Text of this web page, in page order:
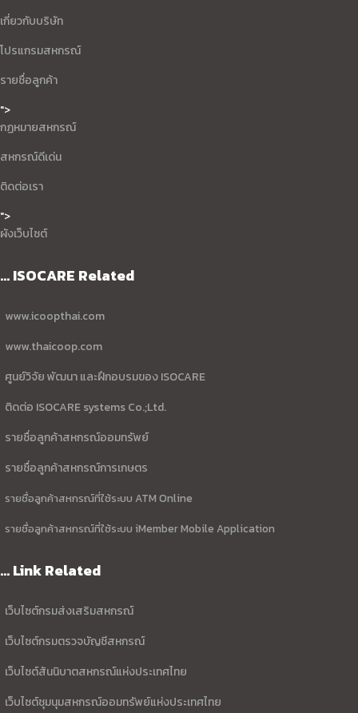
เกี่ยวกับบริษัท
โปรแกรมสหกรณ์
รายชื่อลูกค้า
">
กฏหมายสหกรณ์
สหกรณ์ดีเด่น
ติดต่อเรา
">
ผังเว็บไซต์
... ISOCARE Related
www.icoopthai.com
www.thaicoop.com
ศูนย์วิจัย พัฒนา และฝึกอบรมของ ISOCARE
ติดต่อ ISOCARE systems Co.;Ltd.
รายชื่อลูกค้าสหกรณ์ออมทรัพย์
รายชื่อลูกค้าสหกรณ์การเกษตร
รายชื่อลูกค้าสหกรณ์ที่ใช้ระบบ ATM Online
รายชื่อลูกค้าสหกรณ์ที่ใช้ระบบ iMember Mobile Application
... Link Related
เว็บไซต์กรมส่งเสริมสหกรณ์
เว็บไซต์กรมตรวจบัญชีสหกรณ์
เว็บไซต์สันนิบาตสหกรณ์แห่งประเทศไทย
เว็บไซต์ชุมนุมสหกรณ์ออมทรัพย์แห่งประเทศไทย